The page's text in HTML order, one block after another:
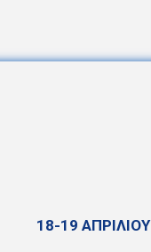
18-19 ΑΠΡΙΛΙΟΥ